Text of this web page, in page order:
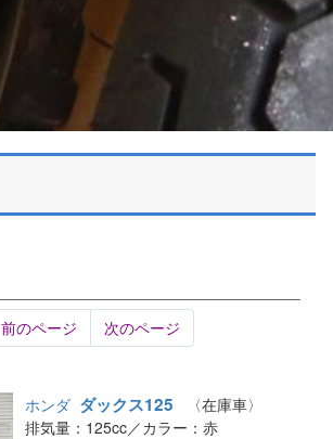
前のページ 次のページ
ホンダ ダックス125
〈在庫車〉
排気量：125cc／カラー：赤